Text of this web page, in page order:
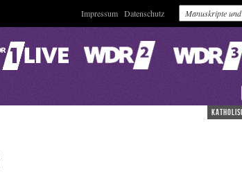
Impressum Datenschutz